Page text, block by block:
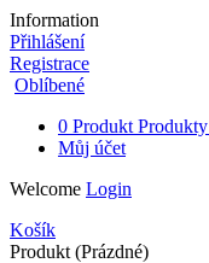
Information
Přihlášení
Registrace
Oblíbené
0 Produkt Produkty
Můj účet
Welcome Login
Košík
Produkt (Prázdné)